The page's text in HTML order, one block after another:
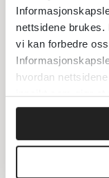
nettsidene
vi kan forbedre
hvordan
innsikt som gjør at
Antall
identifiseres
forskjellige
transitt-tid
Radiologi
nevrogene
kaudalt